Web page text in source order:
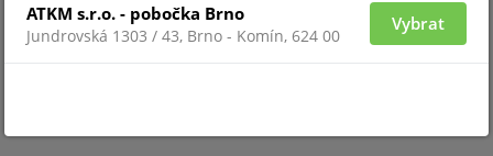
ATKM s.r.o. - pobočka Brno
Jundrovská 1303 / 43, Brno - Komín, 624 00
Vybrat